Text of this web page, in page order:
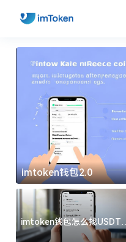
imtoken钱包2.0
imtoken钱包怎么找USDT地
址？三步搞定不踩坑